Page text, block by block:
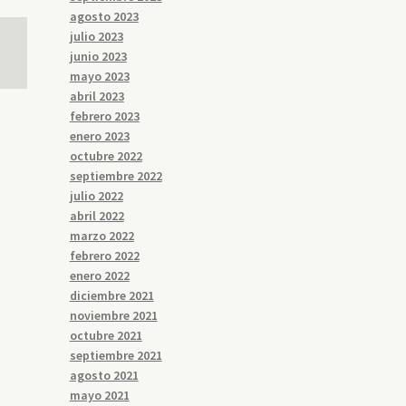
agosto 2023
julio 2023
junio 2023
mayo 2023
abril 2023
febrero 2023
enero 2023
octubre 2022
septiembre 2022
julio 2022
abril 2022
marzo 2022
febrero 2022
enero 2022
diciembre 2021
noviembre 2021
octubre 2021
septiembre 2021
agosto 2021
mayo 2021